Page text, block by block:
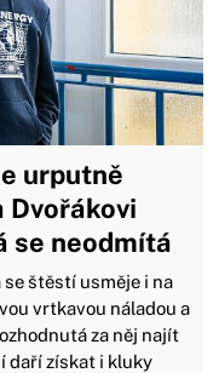
urputně
Dvořákovi
se neodmítá
se štěstí usměje i na
vrtkavou náladou a
za něj najít
daří získat i kluky